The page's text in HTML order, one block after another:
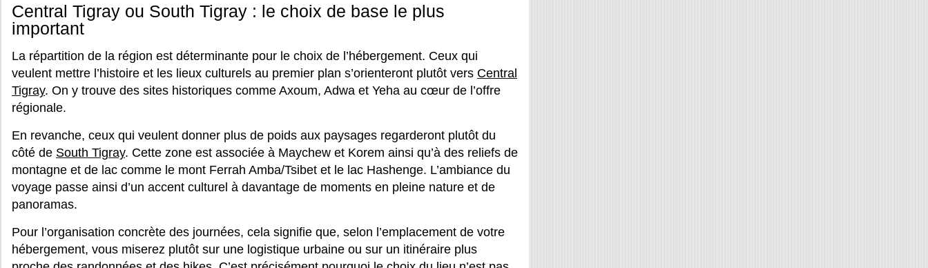
Central Tigray ou South Tigray : le choix de base le plus
important
La répartition de la région est déterminante pour le choix de l’hébergement. Ceux qui
veulent mettre l’histoire et les lieux culturels au premier plan s’orienteront plutôt vers Central
Tigray. On y trouve des sites historiques comme Axoum, Adwa et Yeha au cœur de l’offre
régionale.
En revanche, ceux qui veulent donner plus de poids aux paysages regarderont plutôt du
côté de South Tigray. Cette zone est associée à Maychew et Korem ainsi qu’à des reliefs de
montagne et de lac comme le mont Ferrah Amba/Tsibet et le lac Hashenge. L’ambiance du
voyage passe ainsi d’un accent culturel à davantage de moments en pleine nature et de
panoramas.
Pour l’organisation concrète des journées, cela signifie que, selon l’emplacement de votre
hébergement, vous miserez plutôt sur une logistique urbaine ou sur un itinéraire plus